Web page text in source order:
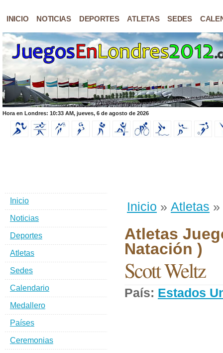
INICIO NOTICIAS DEPORTES ATLETAS SEDES
Hora en Londres: 10:33 AM, jueves, 6 de agosto de 2026
Inicio » Atletas
Atletas
Natación )
Scott Weltz
País: Estados
Inicio
Noticias
Deportes
Atletas
Sedes
Calendario
Medallero
Países
Ceremonias